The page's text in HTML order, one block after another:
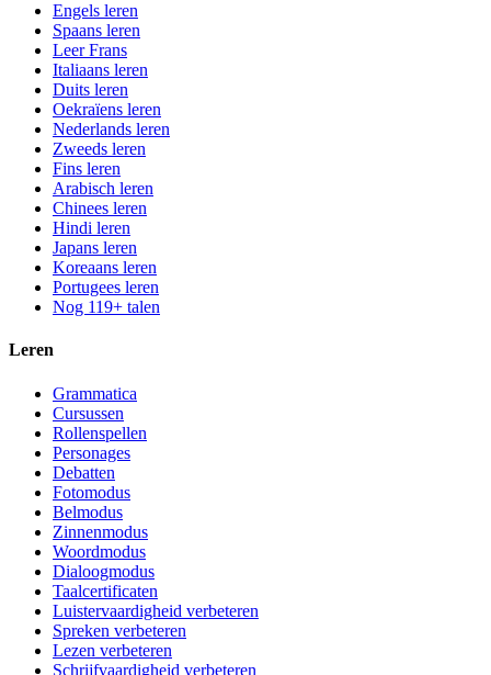
Engels leren
Spaans leren
Leer Frans
Italiaans leren
Duits leren
Oekraïens leren
Nederlands leren
Zweeds leren
Fins leren
Arabisch leren
Chinees leren
Hindi leren
Japans leren
Koreaans leren
Portugees leren
Nog 119+ talen
Leren
Grammatica
Cursussen
Rollenspellen
Personages
Debatten
Fotomodus
Belmodus
Zinnenmodus
Woordmodus
Dialoogmodus
Taalcertificaten
Luistervaardigheid verbeteren
Spreken verbeteren
Lezen verbeteren
Schrijfvaardigheid verbeteren